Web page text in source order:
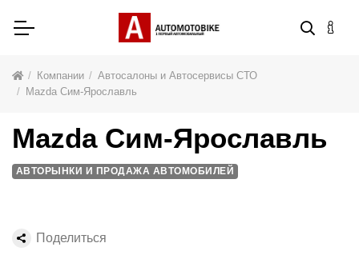
Компании
Автосалоны и Автосервисы СТО
Mazda Сим-Ярославль
Mazda Сим-Ярославль
АВТОРЫНКИ И ПРОДАЖА АВТОМОБИЛЕЙ
Поделиться